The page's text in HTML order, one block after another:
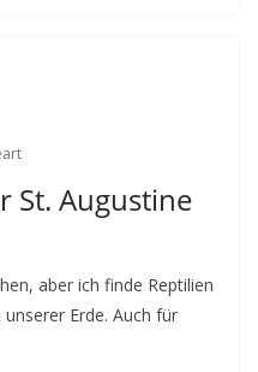
St. Augustine
aber ich finde Reptilien
Erde. Auch für